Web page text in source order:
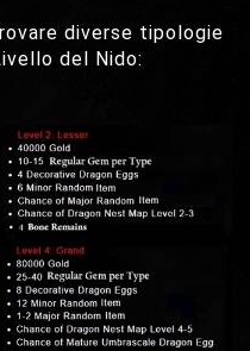
diverse tipologie
del Nido: